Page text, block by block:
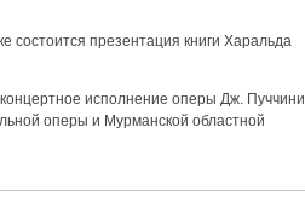
состоится презентация книги Харальда
исполнение оперы Дж. Пуччини
оперы и Мурманской областной